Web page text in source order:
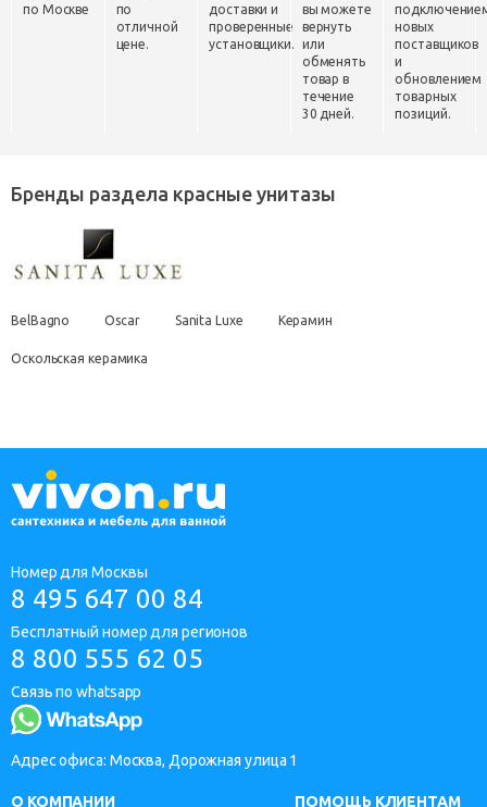
по Москве
по
отличной
цене.
доставки и
проверенные
установщики.
вы можете
вернуть
или
обменять
товар в
течение
30 дней.
новых
поставщиков
и
обновлением
товарных
позиций.
Бренды раздела красные унитазы
BelBagno Oscar Sanita Luxe Керамин
Оскольская керамика
Номер для Москвы
8 495 647 00 84
Бесплатный номер для регионов
8 800 555 62 05
Связь по whatsapp
Адрес офиса: Москва, Дорожная улица 1
О КОМПАНИИ
ПОМОЩЬ КЛИЕНТАМ